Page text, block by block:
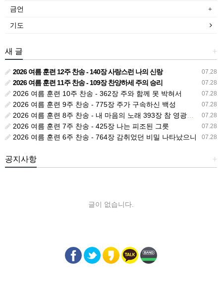
금언
기도
+
새 글
07.28
2026 여름 훈련 12주 찬송 - 140장 사랑스런 나의 신랑
07.28
2026 여름 훈련 11주 찬송 - 109장 찬양하세 주의 승리
07.28
2026 여름 훈련 10주 찬송 - 362장 주와 함께 못 박혀서
07.28
2026 여름 훈련 9주 찬송 - 775장 주가 구속하신 백성
07.28
2026 여름 훈련 8주 찬송 - 내 마음의 노래 393장 참 영광스런 우리 왕
07.28
2026 여름 훈련 7주 찬송 - 425장 나는 피조된 그릇
07.28
2026 여름 훈련 6주 찬송 - 764장 감취었던 비밀 나타났으니
+
공지사항
글이 없습니다.